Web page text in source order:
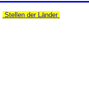
Stellen der Länder